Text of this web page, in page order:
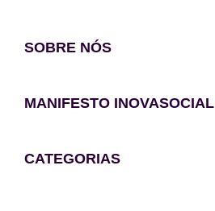
SOBRE NÓS
MANIFESTO INOVASOCIAL
CATEGORIAS